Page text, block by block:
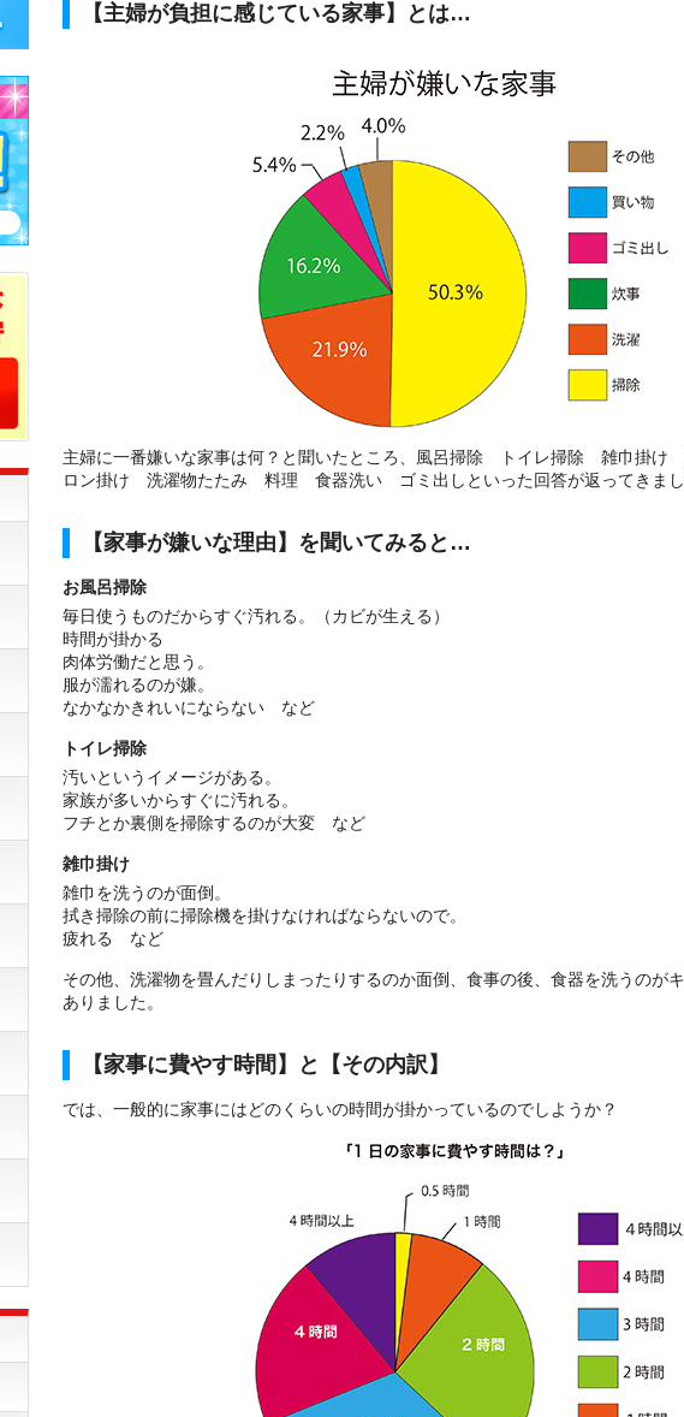
【主婦が負担に感じている家事】とは…
主婦に一番嫌いな家事は何？と聞いたところ、風呂掃除 トイレ掃除 雑巾掛
ロン掛け 洗濯物たたみ 料理 食器洗い ゴミ出しといった回答が返ってきまし
【家事が嫌いな理由】を聞いてみると…
お風呂掃除
毎日使うものだからすぐ汚れる。（カビが生える）
時間が掛かる
肉体労働だと思う。
服が濡れるのが嫌。
なかなかきれいにならない など
トイレ掃除
汚いというイメージがある。
家族が多いからすぐに汚れる。
フチとか裏側を掃除するのが大変 など
雑巾掛け
雑巾を洗うのが面倒。
拭き掃除の前に掃除機を掛けなければならないので。
疲れる など
その他、洗濯物を畳んだりしまったりするのか面倒、食事の後、食器を洗うのが
ありました。
【家事に費やす時間】と【その内訳】
では、一般的に家事にはどのくらいの時間が掛かっているのでしようか？